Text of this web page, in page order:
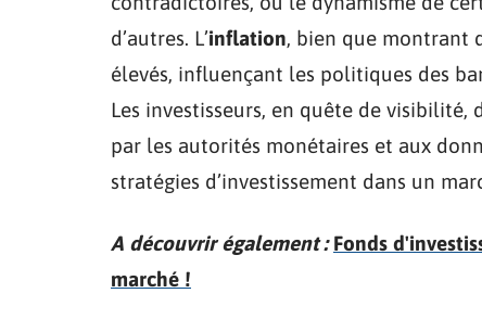
d’autres. L’inflation, bien que montrant
élevés, influençant les politiques des
Les investisseurs, en quête de
par les autorités monétaires et aux
stratégies d’investissement dans un
A découvrir également : Fonds
marché !